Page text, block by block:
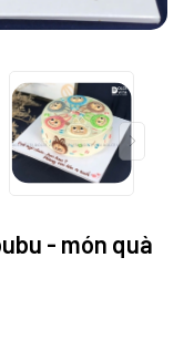
- món quà